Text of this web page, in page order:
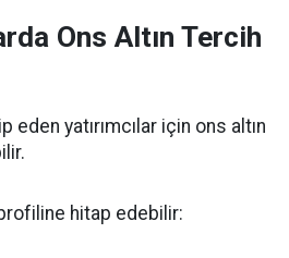
Ons Altın Tercih
eden yatırımcılar için ons altın
profiline hitap edebilir: